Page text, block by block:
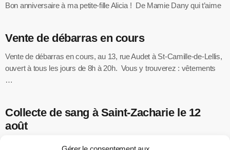
Bon anniversaire à ma petite-fille Alicia ! De Mamie Dany qui t’aime
Vente de débarras en cours
Vente de débarras en cours, au 13, rue Audet à St-Camille-de-Lellis,
ouvert à tous les jours de 8h à 20h. Vous y trouverez : vêtements
…
Collecte de sang à Saint-Zacharie le 12
août
Héma-Québec vous invite à participer à une collecte de sang le